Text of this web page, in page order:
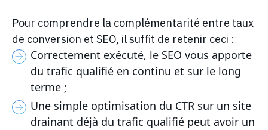
Pour comprendre la complémentarité entre taux
de conversion et SEO, il suffit de retenir ceci :
Correctement exécuté, le SEO vous apporte
du trafic qualifié en continu et sur le long
terme ;
Une simple optimisation du CTR sur un site
drainant déjà du trafic qualifié peut avoir un